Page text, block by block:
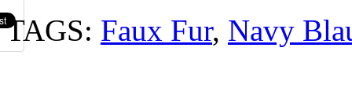
TAGS: Faux Fur, Navy